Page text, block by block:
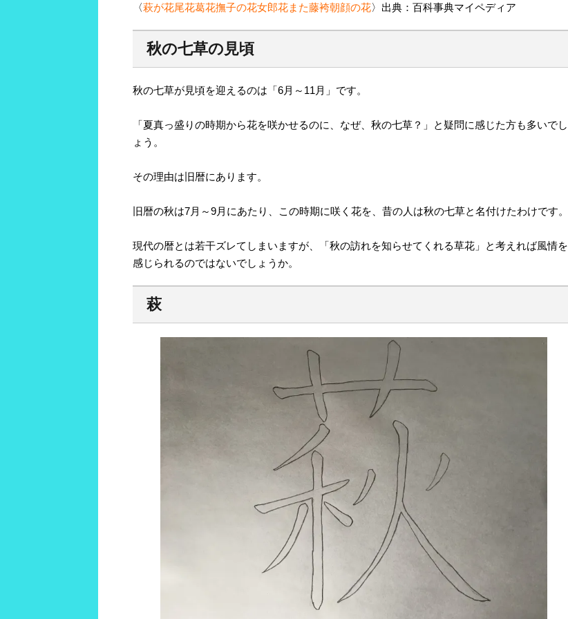
〈萩が花尾花葛花撫子の花女郎花また藤袴朝顔の花〉出典：百科事典マイペディア
秋の七草の見頃
秋の七草が見頃を迎えるのは「6月～11月」です。
「夏真っ盛りの時期から花を咲かせるのに、なぜ、秋の七草？」と疑問に感じた方も多いでし
ょう。
その理由は旧暦にあります。
旧暦の秋は7月～9月にあたり、この時期に咲く花を、昔の人は秋の七草と名付けたわけです。
現代の暦とは若干ズレてしまいますが、「秋の訪れを知らせてくれる草花」と考えれば風情を
感じられるのではないでしょうか。
萩